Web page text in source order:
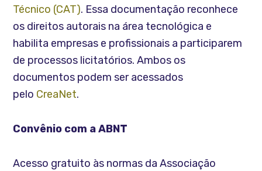
Técnico (CAT). Essa documentação reconhece
os direitos autorais na área tecnológica e
habilita empresas e profissionais a participarem
de processos licitatórios. Ambos os
documentos podem ser acessados
pelo CreaNet.
Convênio com a ABNT
Acesso gratuito às normas da Associação